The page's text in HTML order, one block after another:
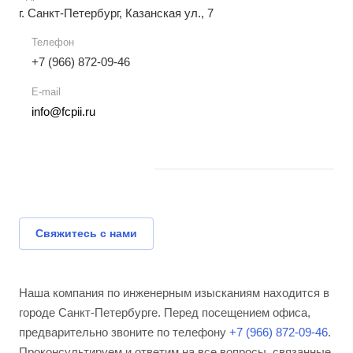
г. Санкт-Петербург, Казанская ул., 7
Телефон
+7 (966) 872-09-46
E-mail
info@fcpii.ru
Свяжитесь с нами
Наша компания по инженерным изысканиям находится в
городе Санкт-Петербурге. Перед посещением офиса,
предварительно звоните по телефону +7 (966) 872-09-46.